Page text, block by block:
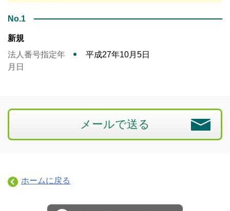
No.1
新規
法人番号指定年
月日
平成27年10月5日
メールで送る
ホームに戻る